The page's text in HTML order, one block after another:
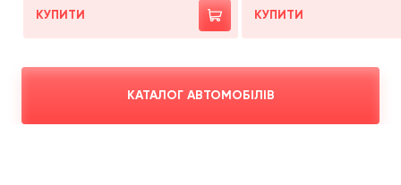
КУПИТИ КУПИТИ
КАТАЛОГ АВТОМОБІЛІВ